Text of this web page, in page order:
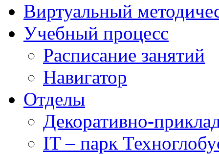
Виртуальный
Учебный процесс
Расписание занятий
Навигатор
Отделы
Декоративно-
IT – парк